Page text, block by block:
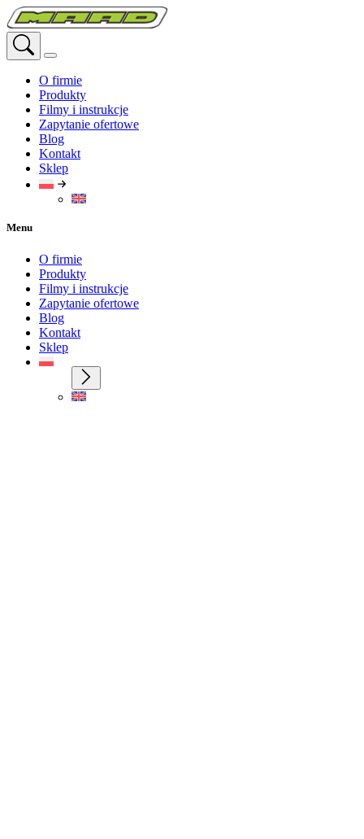
Przejdź
do
treści
O firmie
Produkty
Filmy i instrukcje
Zapytanie ofertowe
Blog
Kontakt
Sklep
Menu
O firmie
Produkty
Filmy i instrukcje
Zapytanie ofertowe
Blog
Kontakt
Sklep